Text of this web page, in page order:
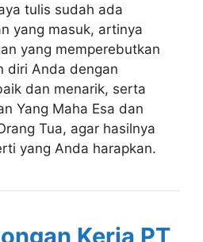
tulis sudah ada
yang masuk, artinya
yang memperebutkan
diri Anda dengan
dan menarik, serta
Yang Maha Esa dan
Tua, agar hasilnya
yang Anda harapkan.
Kerja PT